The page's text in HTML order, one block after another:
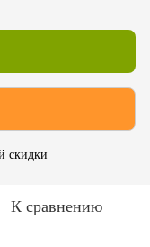
скидки
К сравнению